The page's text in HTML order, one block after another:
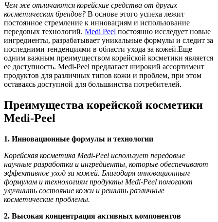
Чем же отличаются корейские средства от других
косметических брендов? В основе этого успеха лежит
постоянное стремление к инновациям и использование
передовых технологий. Medi Peel постоянно исследует новые
ингредиенты, разрабатывает уникальные формулы и следит за
последними тенденциями в области ухода за кожей.Еще
одним важным преимуществом корейской косметики является
ее доступность. Medi-Peel предлагает широкий ассортимент
продуктов для различных типов кожи и проблем, при этом
оставаясь доступной для большинства потребителей.
Преимущества корейской косметики
Medi-Peel
1. Инновационные формулы и технологии
Корейская косметика Medi-Peel использует передовые
научные разработки и ингредиенты, которые обеспечивают
эффективное уход за кожей. Благодаря инновационным
формулам и технологиям продукты Medi-Peel помогают
улучшить состояние кожи и решить различные
косметические проблемы.
2. Высокая концентрация активных компонентов